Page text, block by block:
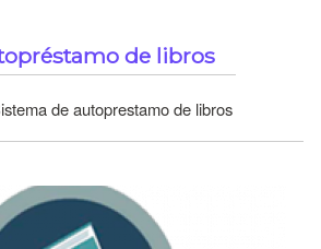
de libros
de autoprestamo de libros